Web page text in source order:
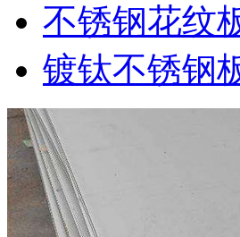
不锈钢花纹
镀钛不锈钢